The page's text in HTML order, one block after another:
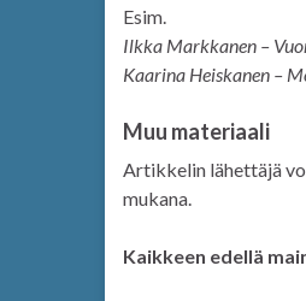
Esim.
Ilkka Markkanen –
Kaarina Heiskanen –
Muu materiaali
Artikkelin lähettäjä
mukana.
Kaikkeen edellä